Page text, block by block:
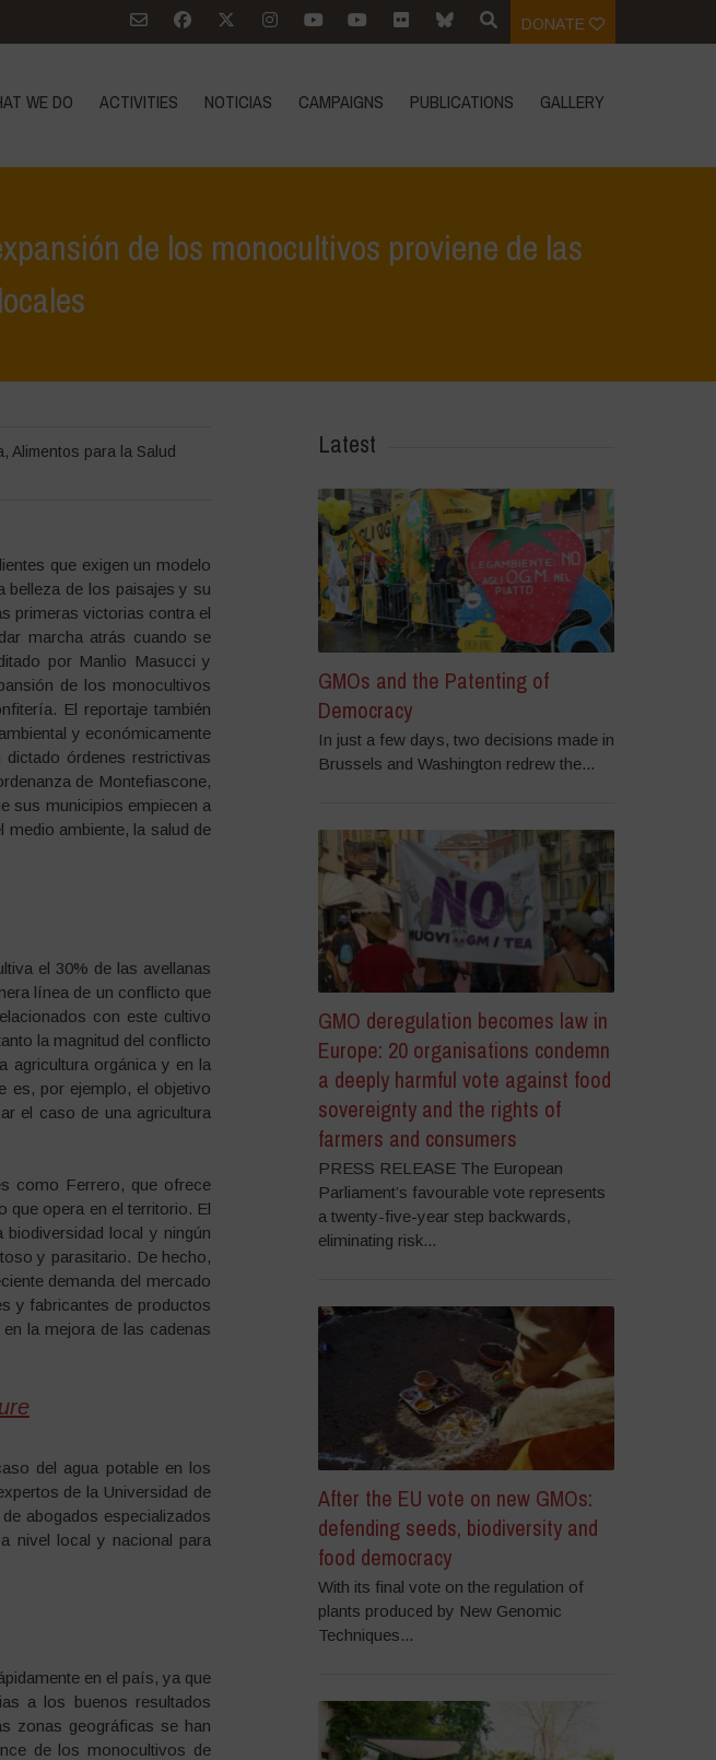
DONATE
WE DO ACTIVITIES NOTICIAS CAMPAIGNS PUBLICATIONS GALLERY
de los monocultivos proviene de las
, Alimentos para la Salud
que exigen un modelo
belleza de los paisajes y su
primeras victorias contra el
marcha atrás cuando se
por Manlio Masucci y
de los monocultivos
El reportaje también
y económicamente
órdenes restrictivas
de Montefiascone,
sus municipios empiecen a
medio ambiente, la salud de
el 30% de las avellanas
línea de un conflicto que
con este cultivo
la magnitud del conflicto
agricultura orgánica y en la
es, por ejemplo, el objetivo
el caso de una agricultura
como Ferrero, que ofrece
que opera en el territorio. El
local y ningún
y parasitario. De hecho,
demanda del mercado
y fabricantes de productos
la mejora de las cadenas
del agua potable en los
de la Universidad de
abogados especializados
nivel local y nacional para
en el país, ya que
a los buenos resultados
zonas geográficas se han
de los monocultivos de
Latest
GMOs and the Patenting of
Democracy
In just a few days, two decisions made in
Brussels and Washington redrew the...
GMO deregulation becomes law in
Europe: 20 organisations condemn
a deeply harmful vote against food
sovereignty and the rights of
farmers and consumers
PRESS RELEASE The European
Parliament’s favourable vote represents
a twenty-five-year step backwards,
eliminating risk...
After the EU vote on new GMOs:
defending seeds, biodiversity and
food democracy
With its final vote on the regulation of
plants produced by New Genomic
Techniques...